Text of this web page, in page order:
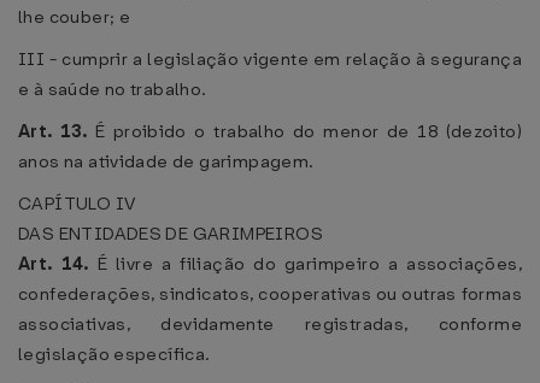
lhe couber; e
III - cumprir a legislação vigente em relação à segurança
e à saúde no trabalho.
Art. 13. É proibido o trabalho do menor de 18 (dezoito)
anos na atividade de garimpagem.
CAPÍTULO IV
DAS ENTIDADES DE GARIMPEIROS
Art. 14. É livre a filiação do garimpeiro a associações,
confederações, sindicatos, cooperativas ou outras formas
associativas, devidamente registradas, conforme
legislação específica.